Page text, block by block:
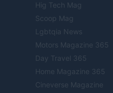
Hig Tech Mag
Scoop Mag
Lgbtqia News
Motors Magazine 365
Day Travel 365
Home Magazine 365
Cineverse Magazine